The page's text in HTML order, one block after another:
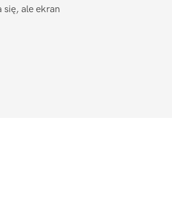
się, ale ekran